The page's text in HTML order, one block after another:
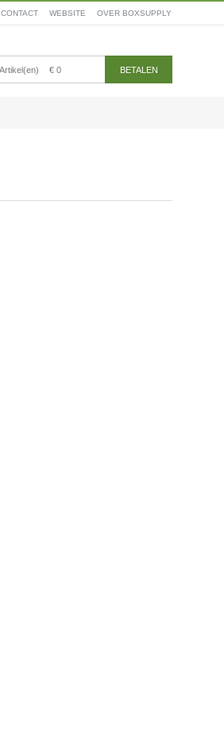
CONTACT WEBSITE OVER BOXSUPPLY
€ 0 BETALEN